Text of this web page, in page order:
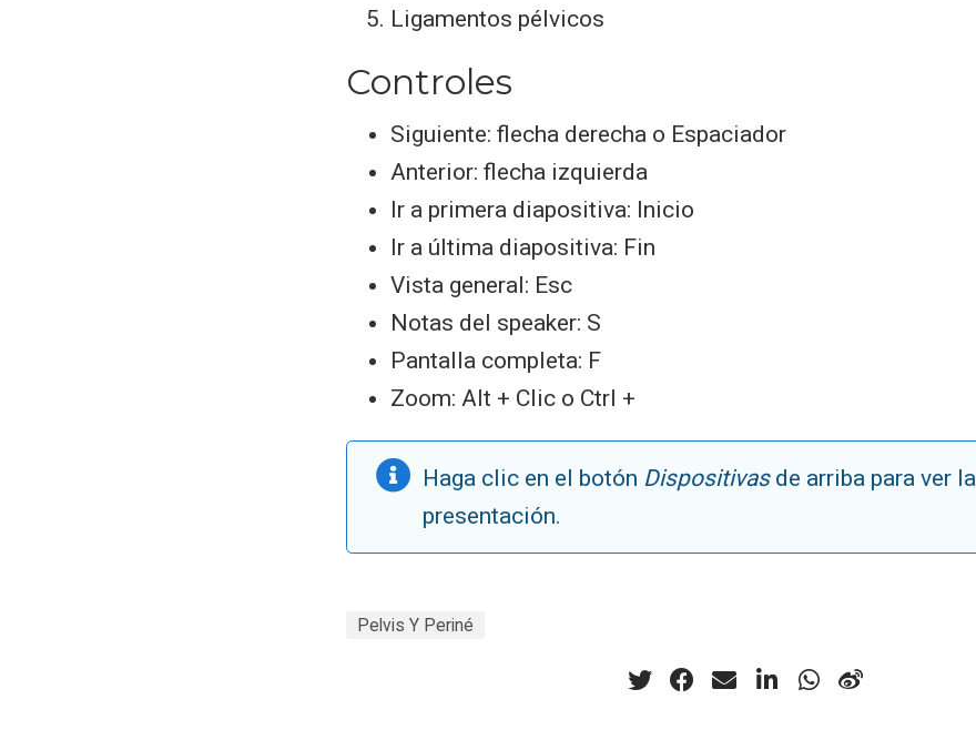
Ligamentos pélvicos
Controles
Siguiente: flecha derecha o Espaciador
Anterior: flecha izquierda
Ir a primera diapositiva: Inicio
Ir a última diapositiva: Fin
Vista general: Esc
Notas del speaker: S
Pantalla completa: F
Zoom: Alt + Clic o Ctrl +
Haga clic en el botón Dispositivasde arriba para ver la
presentación.
Pelvis Y Periné